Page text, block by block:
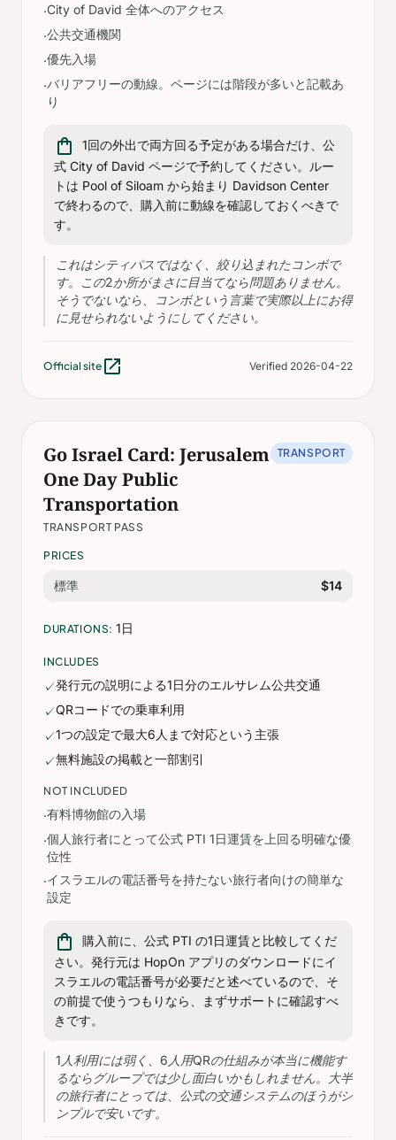
·City of David 全体へのアクセス
·公共交通機関
·優先入場
·バリアフリーの動線。ページには階段が多いと記載あ
り
shopping_bag
1回の外出で両方回る予定がある場合だけ、公
式 City of David ページで予約してください。ルー
トは Pool of Siloam から始まり Davidson Center
で終わるので、購入前に動線を確認しておくべきで
す。
これはシティパスではなく、絞り込まれたコンボで
す。この2か所がまさに目当てなら問題ありません。
そうでないなら、コンボという言葉で実際以上にお得
に見せられないようにしてください。
Official site open_in_new Verified 2026-04-22
Go Israel Card: Jerusalem
One Day Public
Transportation
TRANSPORT PASS
TRANSPORT
PRICES
標準 $14
DURATIONS: 1日
INCLUDES
✓発行元の説明による1日分のエルサレム公共交通
✓QRコードでの乗車利用
✓1つの設定で最大6人まで対応という主張
✓無料施設の掲載と一部割引
NOT INCLUDED
·有料博物館の入場
·個人旅行者にとって公式 PTI 1日運賃を上回る明確な優
位性
·イスラエルの電話番号を持たない旅行者向けの簡単な
設定
shopping_bag
購入前に、公式 PTI の1日運賃と比較してくだ
さい。発行元は HopOn アプリのダウンロードにイ
スラエルの電話番号が必要だと述べているので、そ
の前提で使うつもりなら、まずサポートに確認すべ
きです。
1人利用には弱く、6人用QRの仕組みが本当に機能す
るならグループでは少し面白いかもしれません。大半
の旅行者にとっては、公式の交通システムのほうがシ
ンプルで安いです。